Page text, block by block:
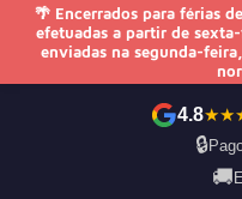
🌴 Encerrados para férias
efetuadas a partir de
enviadas na segunda-
4.8★★
🔒
🚚
FAQs
Otros
Contactez-nous